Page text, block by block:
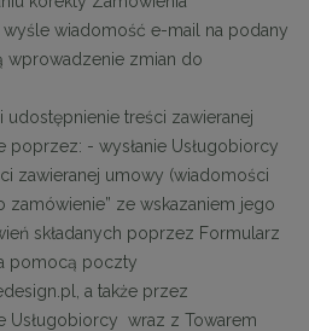
wyśle wiadomość e-mail na podany
wprowadzenie zmian do
treści zawieranej
poprzez: - wysłanie Usługobiorcy
zawieranej umowy (wiadomości
zamówienie” ze wskazaniem jego
składanych poprzez Formularz
pomocą poczty
a także przez
Usługobiorcy wraz z Towarem